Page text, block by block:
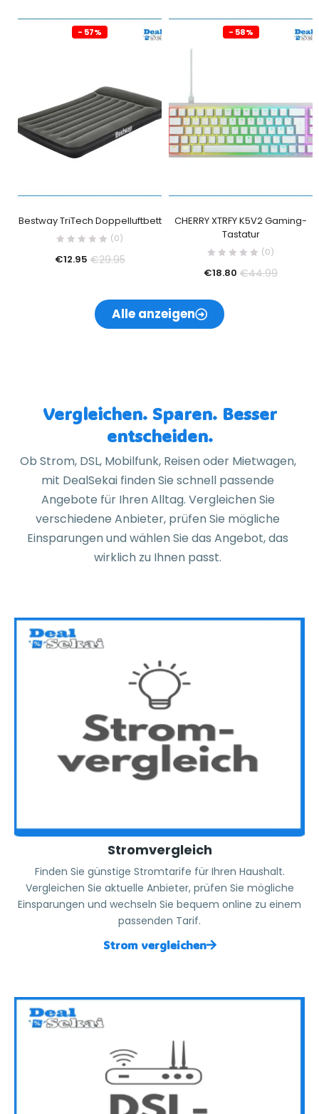
- 57%
Bestway TriTech Doppelluftbett
(0)
€12.95 €29.95
- 58%
CHERRY XTRFY K5V2 Gaming-
Tastatur
(0)
€18.80 €44.99
Alle anzeigen
Vergleichen. Sparen. Besser
entscheiden.
Ob Strom, DSL, Mobilfunk, Reisen oder Mietwagen,
mit DealSekai finden Sie schnell passende
Angebote für Ihren Alltag. Vergleichen Sie
verschiedene Anbieter, prüfen Sie mögliche
Einsparungen und wählen Sie das Angebot, das
wirklich zu Ihnen passt.
Stromvergleich
Finden Sie günstige Stromtarife für Ihren Haushalt.
Vergleichen Sie aktuelle Anbieter, prüfen Sie mögliche
Einsparungen und wechseln Sie bequem online zu einem
passenden Tarif.
Strom vergleichen